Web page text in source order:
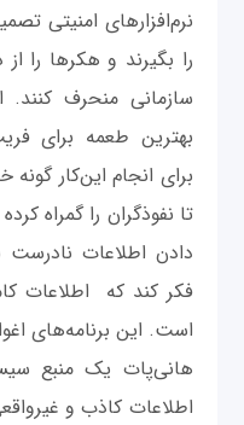
نرم‌افزارهای امنیتی
را بگیرند و هکرها را
سازمانی منحرف کنند.
بهترین طعمه برای
برای انجام این‌کار
تا نفوذگران را گمراه
دادن اطلاعات
فکر کند که اطلاعات
است. این برنامه‌های
هانی‌پات یک منبع
اطلاعات کاذب و